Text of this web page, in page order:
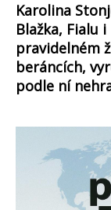
Karolina
Blažka, Fialu
pravidelném
beráncích,
podle ní